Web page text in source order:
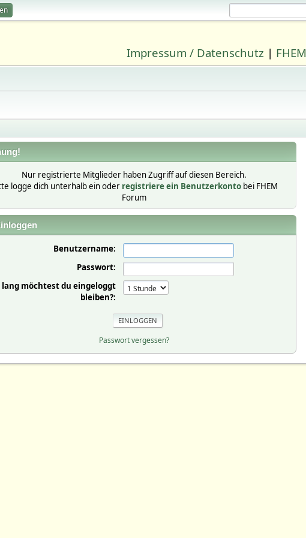
Impressum / Datenschutz | FHEM
Nur registrierte Mitglieder haben Zugriff auf diesen Bereich.
logge dich unterhalb ein oder registriere ein Benutzerkontobei FHEM
Forum
Benutzername:
Passwort:
lang möchtest du eingeloggt
bleiben?:
Passwort vergessen?